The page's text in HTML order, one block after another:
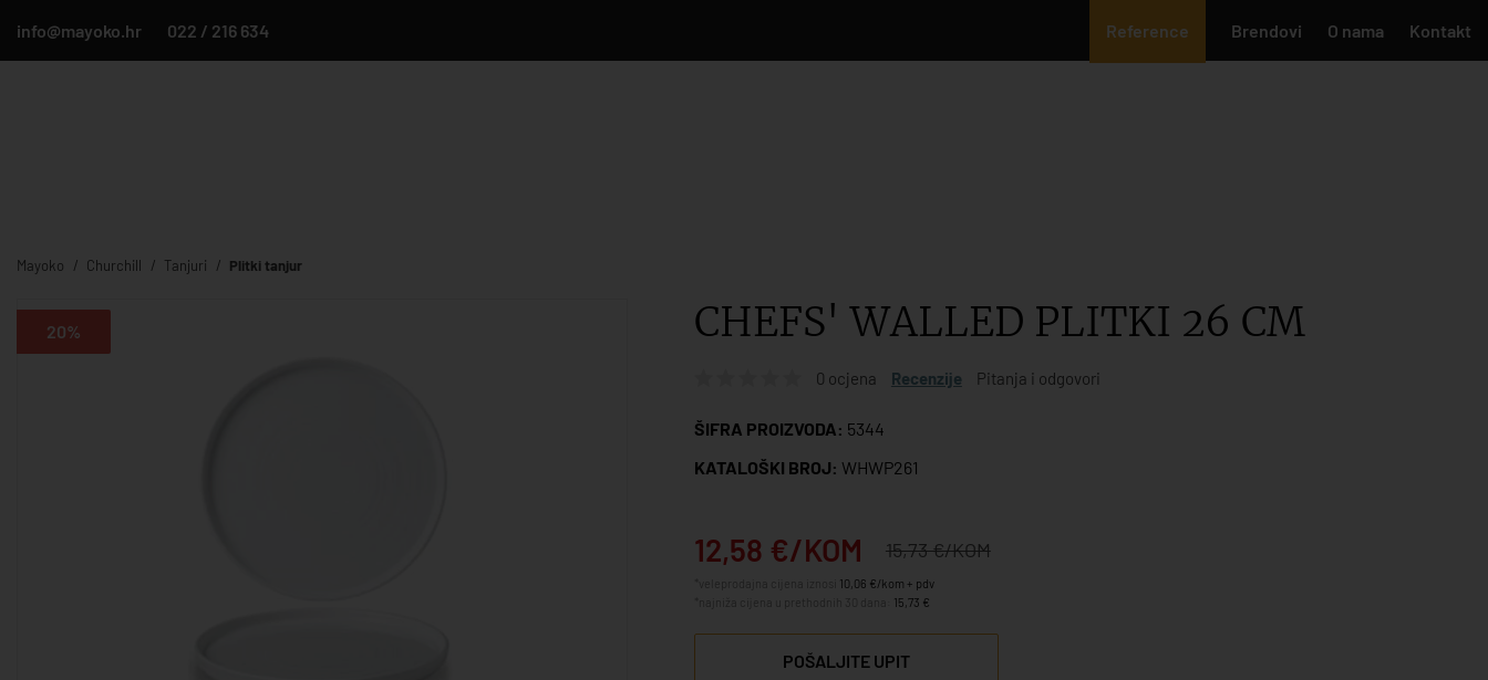
info@mayoko.hr 022 / 216 634 Reference Brendovi O nama Kontakt
Mayoko Churchill Tanjuri Plitki tanjur
20% CHEFS' WALLED PLITKI 26 CM
0 ocjena Recenzije Pitanja i odgovori
ŠIFRA PROIZVODA: 5344
KATALOŠKI BROJ: WHWP261
12,58 €/KOM 15,73 €/KOM
10,06 €/kom + pdv
15,73 €
POŠALJITE UPIT